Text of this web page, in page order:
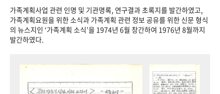
가족계획사업 관련 인명 및 기관명록, 연구결과 초록지를 발간하였고,
가족계획요원을 위한 소식과 가족계획 관련 정보 공유를 위한 신문 형식
의 뉴스지인 ‘가족계획 소식’을 1974년 6월 창간하여 1976년 8월까지
발간하였다.